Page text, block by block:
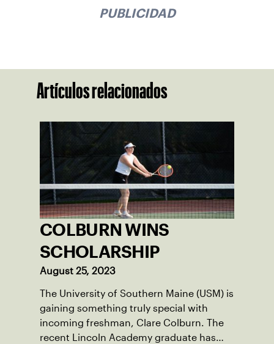
PUBLICIDAD
Artículos relacionados
COLBURN WINS
SCHOLARSHIP
August 25, 2023
The University of Southern Maine (USM) is
gaining something truly special with
incoming freshman, Clare Colburn. The
recent Lincoln Academy graduate has